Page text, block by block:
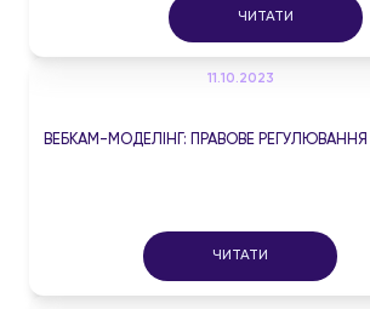
ЧИТАТИ
11.10.2023
ВЕБКАМ-МОДЕЛІНГ: ПРАВОВЕ РЕГУЛЮВАННЯ В
ЧИТАТИ